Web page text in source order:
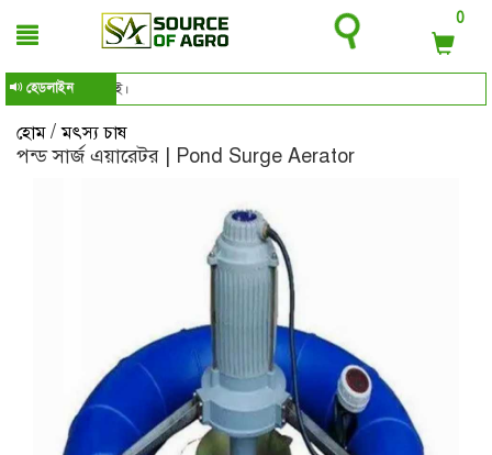
0
হেডলাইন
হোম /মৎস্য চাষ
পন্ড সার্জ এয়ারেটর | Pond Surge Aerator